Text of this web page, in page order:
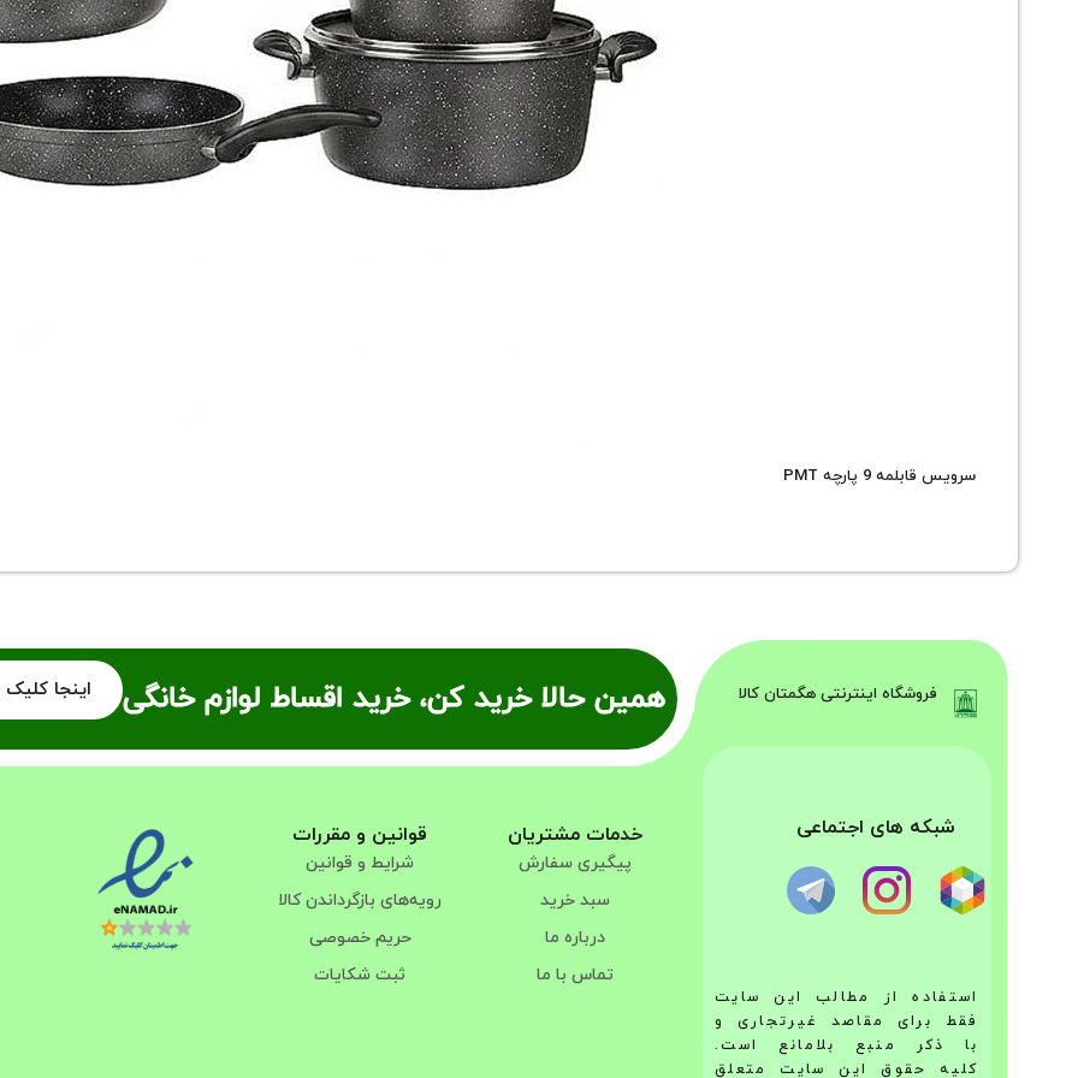
سرویس قابلمه 9 پارچه PMT
همین حالا خرید کن، خرید اقساط لوازم خانگی اینجا کلیک فروشگاه اینترنتی هگمتان کالا
شبکه های اجتماعی
استفاده از مطالب این سایت
فقط برای مقاصد غیرتجاری و
با ذکر منبع بلامانع است.
کلیه حقوق این سایت متعلق
خدمات مشتریان
پیگیری سفارش
سبد خرید
درباره ما
تماس با ما
قوانین و مقررات
شرایط و قوانین
رویه‌های بازگرداندن کالا
حریم خصوصی
ثبت شکایات